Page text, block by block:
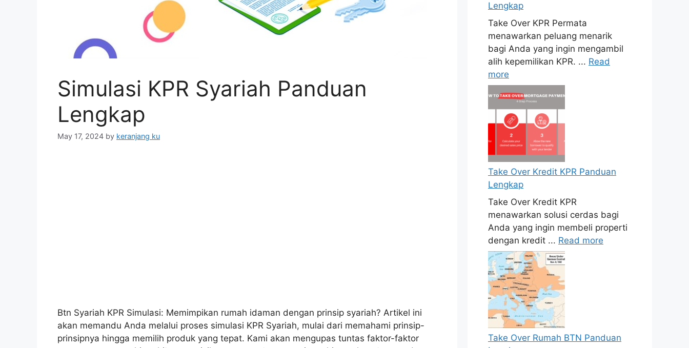
Simulasi KPR Syariah Panduan
Lengkap
May 17, 2024 by keranjang ku
Btn Syariah KPR Simulasi: Memimpikan rumah idaman dengan prinsip syariah? Artikel ini
akan memandu Anda melalui proses simulasi KPR Syariah, mulai dari memahami prinsip-
prinsipnya hingga memilih produk yang tepat. Kami akan mengupas tuntas faktor-faktor
Lengkap
Take Over KPR Permata
menawarkan peluang menarik
bagi Anda yang ingin mengambil
alih kepemilikan KPR. ... Read
more
Take Over Kredit KPR Panduan
Lengkap
Take Over Kredit KPR
menawarkan solusi cerdas bagi
Anda yang ingin membeli properti
dengan kredit ... Read more
Take Over Rumah BTN Panduan